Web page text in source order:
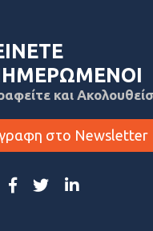
και
στο Newsletter